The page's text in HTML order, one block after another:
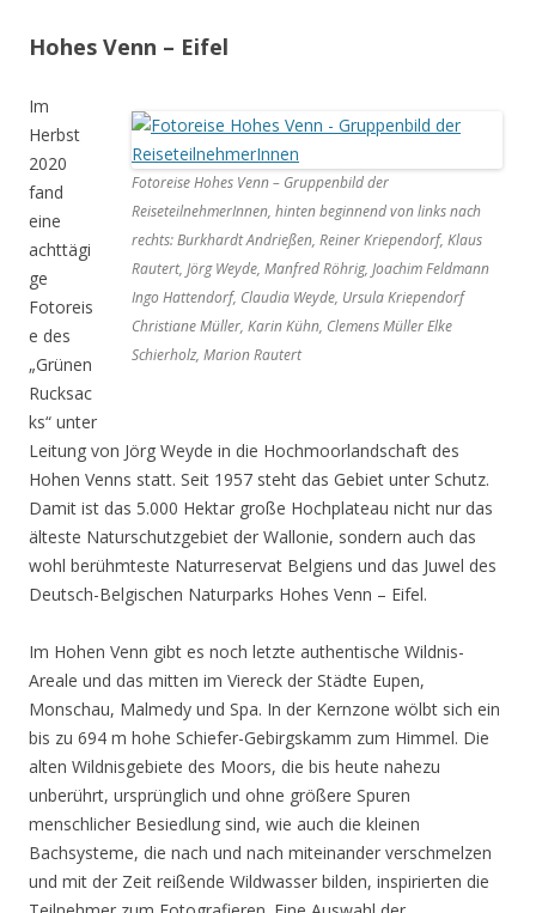
Hohes Venn – Eifel
Fotoreise Hohes Venn – Gruppenbild der
ReiseteilnehmerInnen, hinten beginnend von links nach
rechts: Burkhardt Andrießen, Reiner Kriependorf, Klaus
Rautert, Jörg Weyde, Manfred Röhrig, Joachim Feldmann
Ingo Hattendorf, Claudia Weyde, Ursula Kriependorf
Christiane Müller, Karin Kühn, Clemens Müller Elke
Schierholz, Marion Rautert
Im
Herbst
2020
fand
eine
achttägi
ge
Fotoreis
e des
„Grünen
Rucksac
ks“ unter
Leitung von Jörg Weyde in die Hochmoorlandschaft des
Hohen Venns statt. Seit 1957 steht das Gebiet unter Schutz.
Damit ist das 5.000 Hektar große Hochplateau nicht nur das
älteste Naturschutzgebiet der Wallonie, sondern auch das
wohl berühmteste Naturreservat Belgiens und das Juwel des
Deutsch-Belgischen Naturparks Hohes Venn – Eifel.
Im Hohen Venn gibt es noch letzte authentische Wildnis-
Areale und das mitten im Viereck der Städte Eupen,
Monschau, Malmedy und Spa. In der Kernzone wölbt sich ein
bis zu 694 m hohe Schiefer-Gebirgskamm zum Himmel. Die
alten Wildnisgebiete des Moors, die bis heute nahezu
unberührt, ursprünglich und ohne größere Spuren
menschlicher Besiedlung sind, wie auch die kleinen
Bachsysteme, die nach und nach miteinander verschmelzen
und mit der Zeit reißende Wildwasser bilden, inspirierten die